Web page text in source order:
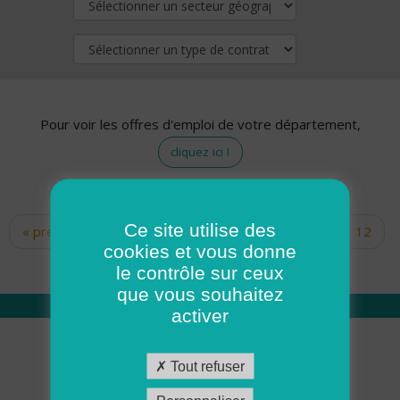
Pour voir les offres d'emploi de votre département,
cliquez ici !
Pages
« premier ‹ précédent … 10
12
14 15 16 17
Qui sommes nous
Académie ADMR
Ce site utilise des
cookies et vous donne
le contrôle sur ceux
que vous souhaitez
activer
Tout refuser